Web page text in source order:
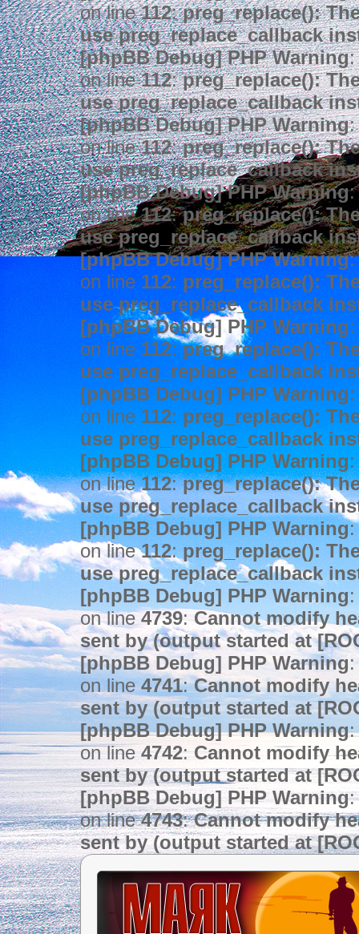
on line112:preg_replace():
use preg_replace_callback
[phpBB Debug] PHP Warning:
on line112:preg_replace():
use preg_replace_callback
[phpBB Debug] PHP Warning:
on line112:preg_replace():
use preg_replace_callback
[phpBB Debug] PHP Warning
on line112:preg_replace():
use preg_replace_callback
[phpBB Debug] PHP Warning:
on line 112: preg_replace():
use preg_replace_callback
[phpBB Debug] PHP Warning
on line 112:preg_replace():
use preg_replace_callback
[phpBB Debug] PHP Warning
on line 112: preg_replace():
use preg_replace_callback
[phpBB Debug] PHP Warning
on line112:preg_replace():
use preg_replace_callback
[phpBB Debug] PHP Warning
on line112:preg_replace():
use preg_replace_callback
[phpBB Debug] PHP Warning
on line4739: Cannot modify
sent by (output started at
[phpBB Debug] PHP Warning
on line4741:Cannot modify
sent by (output started at
[phpBB Debug] PHP Warning:
on line 4742: Cannot modify
sent by (output started at
[phpBB Debug] PHP Warning:
on line4743:Cannot modify
sent by (output started at